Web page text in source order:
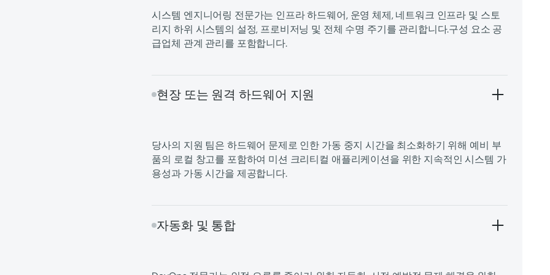
시스템 엔지니어링 전문가는 인프라 하드웨어, 운영 체제, 네트워크 인프라 및 스토
리지 하위 시스템의 설정, 프로비저닝 및 전체 수명 주기를 관리합니다.구성 요소 공
급업체 관계 관리를 포함합니다.
현장 또는 원격 하드웨어 지원
당사의 지원 팀은 하드웨어 문제로 인한 가동 중지 시간을 최소화하기 위해 예비 부
품의 로컬 창고를 포함하여 미션 크리티컬 애플리케이션을 위한 지속적인 시스템 가
용성과 가동 시간을 제공합니다.
자동화 및 통합